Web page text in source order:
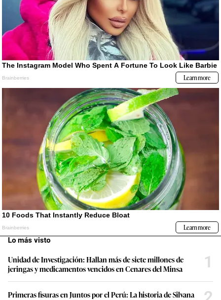
Lo más visto
Unidad de Investigación: Hallan más de siete millones de
jeringas y medicamentos vencidos en Cenares del Minsa
1
Primeras fisuras en Juntos por el Perú: La historia de Silvana